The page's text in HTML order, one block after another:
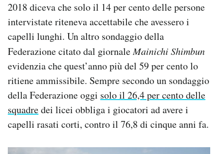
2018 diceva che solo il 14 per cento delle persone
intervistate riteneva accettabile che avessero i
capelli lunghi. Un altro sondaggio della
Federazione citato dal giornaleMainichi Shimbun
evidenzia che quest’anno più del 59 per cento lo
ritiene ammissibile. Sempre secondo un sondaggio
della Federazione oggi solo il 26,4 per cento delle
squadredei licei obbliga i giocatori ad avere i
capelli rasati corti, contro il 76,8 di cinque anni fa.